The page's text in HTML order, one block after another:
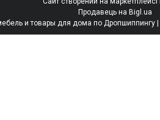
Продавець на Bigl.ua